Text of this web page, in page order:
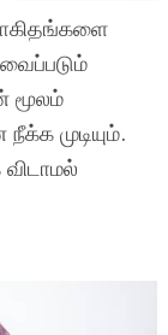
மூலம்
முடியும்.
விடாமல்